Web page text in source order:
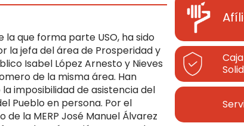
la que forma parte USO, ha sido
la jefa del área de Prosperidad y
Isabel López Arnesto y Nieves
de la misma área. Han
imposibilidad de asistencia del
Pueblo en persona. Por el
de la MERP José Manuel Álvarez